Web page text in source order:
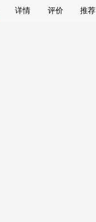
详情 评价 推荐